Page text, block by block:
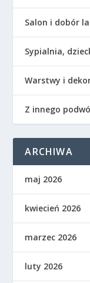
Salon i dobór
Sypialnia,
Warstwy i
Z innego
ARCHIWA
maj 2026
kwiecień 2026
marzec 2026
luty 2026